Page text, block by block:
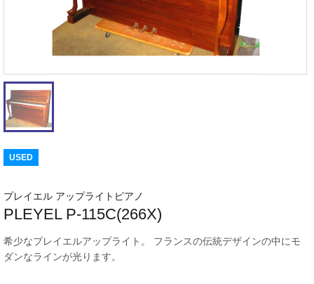
USED
プレイエル アップライトピアノ
PLEYEL P-115C(266X)
希少なプレイエルアップライト。 フランスの伝統デザインの中にモ
ダンなラインが光ります。